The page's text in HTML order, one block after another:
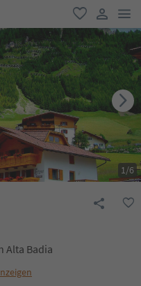
favorit
user link
1/6
Alta Badia